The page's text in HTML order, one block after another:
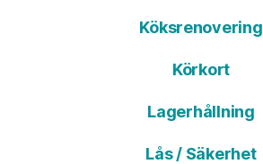
Köksrenovering
Körkort
Lagerhållning
Lås / Säkerhet